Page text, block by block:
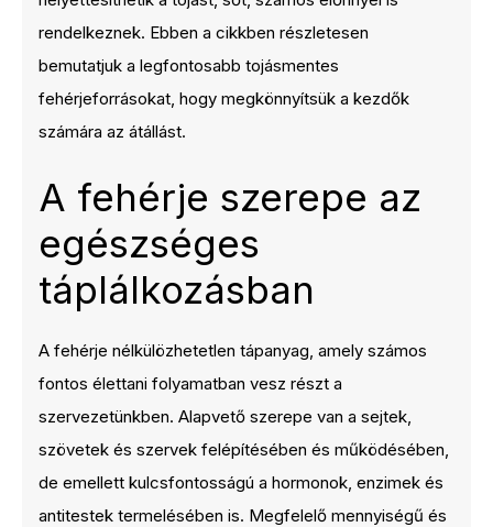
rendelkeznek. Ebben a cikkben részletesen
bemutatjuk a legfontosabb tojásmentes
fehérjeforrásokat, hogy megkönnyítsük a kezdők
számára az átállást.
A fehérje szerepe az
egészséges
táplálkozásban
A fehérje nélkülözhetetlen tápanyag, amely számos
fontos élettani folyamatban vesz részt a
szervezetünkben. Alapvető szerepe van a sejtek,
szövetek és szervek felépítésében és működésében,
de emellett kulcsfontosságú a hormonok, enzimek és
antitestek termelésében is. Megfelelő mennyiségű és